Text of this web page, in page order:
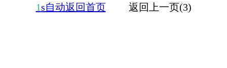
1s自动返回首页 返回上一页(3)